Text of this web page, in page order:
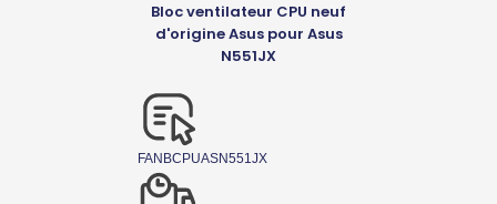
Bloc ventilateur CPU neuf
d'origine Asus pour Asus
N551JX
FANBCPUASN551JX